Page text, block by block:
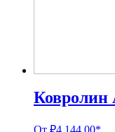
Ковролин